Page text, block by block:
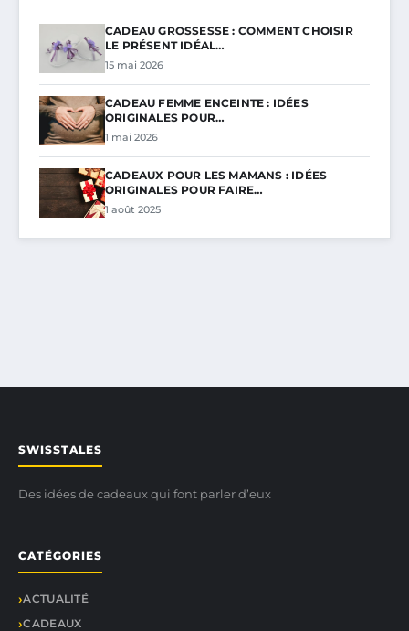
CADEAU GROSSESSE : COMMENT CHOISIR
LE PRÉSENT IDÉAL…
15 mai 2026
CADEAU FEMME ENCEINTE : IDÉES
ORIGINALES POUR…
1 mai 2026
CADEAUX POUR LES MAMANS : IDÉES
ORIGINALES POUR FAIRE…
1 août 2025
SWISSTALES
Des idées de cadeaux qui font parler d’eux
CATÉGORIES
ACTUALITÉ
CADEAUX